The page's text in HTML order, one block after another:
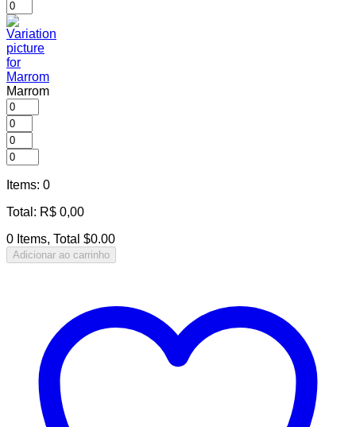
Marrom
Items: 0
Total : R$ 0,00
0 Items, Total $0.00
Adicionar ao carrinho